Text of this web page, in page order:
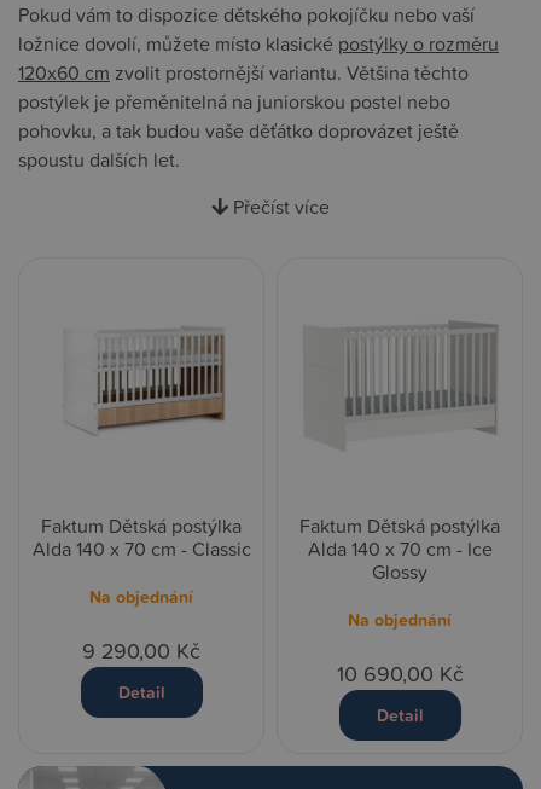
Pokud vám to dispozice dětského pokojíčku nebo vaší
ložnice dovolí, můžete místo klasické postýlky o rozměru
120x60 cm zvolit prostornější variantu. Většina těchto
postýlek je přeměnitelná na juniorskou postel nebo
pohovku, a tak budou vaše děťátko doprovázet ještě
spoustu dalších let.
Přečíst více
Faktum Dětská postýlka
Alda 140 x 70 cm - Classic
Na objednání
9 290,00 Kč
Detail
Faktum Dětská postýlka
Alda 140 x 70 cm - Ice
Glossy
Na objednání
10 690,00 Kč
Detail